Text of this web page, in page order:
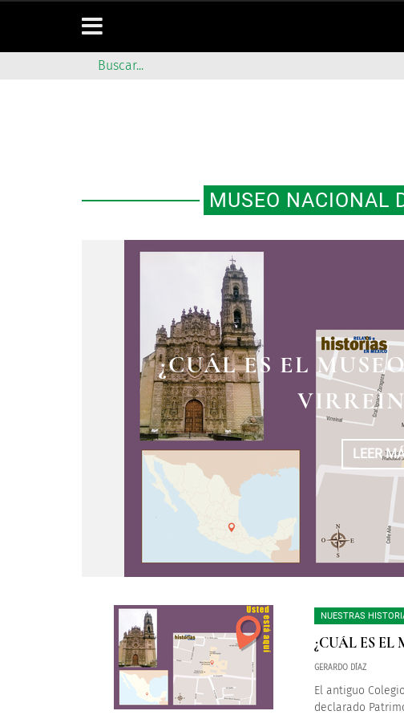
MUSEO NACIONAL
¿CUÁL ES EL
LEER
NUESTRAS
¿CUÁL ES
GERARDO DÍAZ
El antiguo
declarado